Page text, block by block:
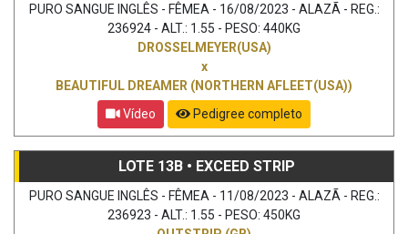
PURO SANGUE INGLÊS - FÊMEA - 16/08/2023 - ALAZÃ - REG.:
236924 - ALT.: 1.55 - PESO: 440KG
DROSSELMEYER(USA)
x
BEAUTIFUL DREAMER (NORTHERN AFLEET(USA))
Vídeo
Pedigree completo
LOTE 13B • EXCEED STRIP
PURO SANGUE INGLÊS - FÊMEA - 11/08/2023 - ALAZÃ - REG.:
236923 - ALT.: 1.55 - PESO: 450KG